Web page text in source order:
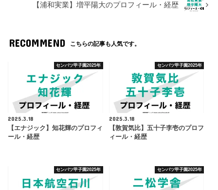
【浦和実業】増平陽大のプロフィール・経歴
RECOMMEND こちらの記事も人気です。
センバツ甲子園2025年
2025.3.18
【エナジック】知花輝のプロフィ
ール・経歴
センバツ甲子園2025年
2025.3.18
【敦賀気比】五十子李壱のプロフ
ィール・経歴
センバツ甲子園2025年 センバツ甲子園2025年